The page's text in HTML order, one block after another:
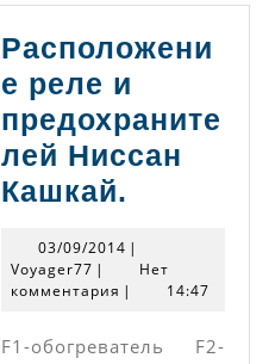
Расположени
е реле и
предохраните
лей Ниссан
Кашкай.
и
Ниссан
03/09/2014 03/09/2014
|
Voyager77 Voyager77
|
Нет
комментария | 14:47
F1-обогреватель F2-